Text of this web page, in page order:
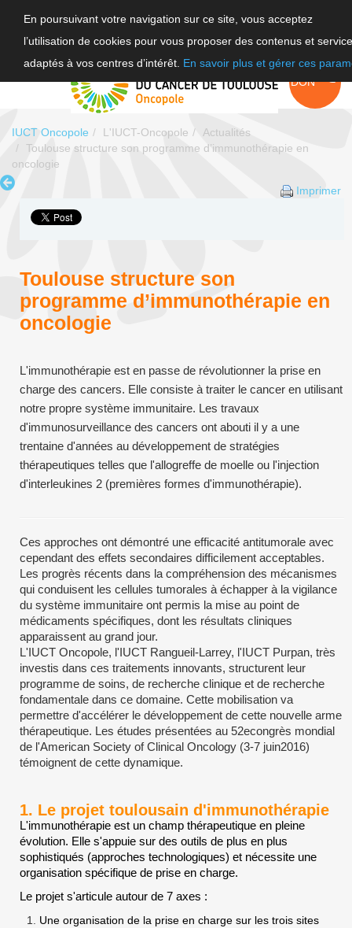
En poursuivant votre navigation sur ce site, vous acceptez
l’utilisation de cookies pour vous proposer des contenus et
adaptés à vos centres d’intérêt. En savoir plus et gérer ces EN
FAIRE UN
DON
IUCT Oncopole L'IUCT-Oncopole
Actualités
Toulouse structure son programme d’immunothérapie en
oncologie
Imprimer
Toulouse structure son
programme d’immunothérapie en
oncologie
L'immunothérapie est en passe de révolutionner la prise en
charge des cancers. Elle consiste à traiter le cancer en utilisant
notre propre système immunitaire. Les travaux
d'immunosurveillance des cancers ont abouti il y a une
trentaine d'années au développement de stratégies
thérapeutiques telles que l'allogreffe de moelle ou l'injection
d'interleukines 2 (premières formes d'immunothérapie).
Ces approches ont démontré une efficacité antitumorale avec
cependant des effets secondaires difficilement acceptables.
Les progrès récents dans la compréhension des mécanismes
qui conduisent les cellules tumorales à échapper à la vigilance
du système immunitaire ont permis la mise au point de
médicaments spécifiques, dont les résultats cliniques
apparaissent au grand jour.
L'IUCT Oncopole, l'IUCT Rangueil-Larrey, l'IUCT Purpan, très
investis dans ces traitements innovants, structurent leur
programme de soins, de recherche clinique et de recherche
fondamentale dans ce domaine. Cette mobilisation va
permettre d'accélérer le développement de cette nouvelle arme
thérapeutique. Les études présentées au 52econgrès mondial
de l'American Society of Clinical Oncology (3-7 juin2016)
témoignent de cette dynamique.
1. Le projet toulousain d'immunothérapie
L'immunothérapie est un champ thérapeutique en pleine
évolution. Elle s'appuie sur des outils de plus en plus
sophistiqués (approches technologiques) et nécessite une
organisation spécifique de prise en charge.
Le projet s'articule autour de 7 axes :
Une organisation de la prise en charge sur les trois sites